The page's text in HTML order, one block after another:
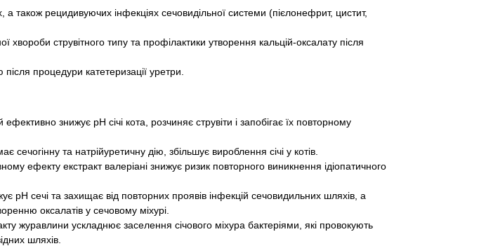
а також рецидивуючих інфекціях сечовидільної системи (пієлонефрит, цистит,
хвороби струвітного типу та профілактики утворення кальцій-оксалату після
процедури катетеризації уретри.
ефективно знижує рН січі кота, розчиняє струвіти і запобігає їх повторному
сечогінну та натрійуретичну дію, збільшує вироблення січі у котів.
ефекту екстракт валеріані знижує ризик повторного виникнення ідіопатичного
рН сечі та захищає від повторних проявів інфекцій сечовидильних шляхів, а
оксалатів у сечовому міхурі.
журавлини ускладнює заселення січового міхура бактеріями, які провокують
шляхів.